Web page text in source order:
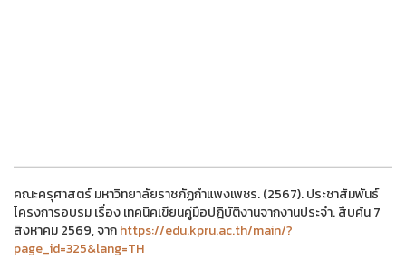
คณะครุศาสตร์ มหาวิทยาลัยราชภัฏกำแพงเพชร. (2567). ประชาสัมพันธ์
โครงการอบรม เรื่อง เทคนิคเขียนคู่มือปฎิบัติงานจากงานประจำ. สืบค้น 7
สิงหาคม 2569, จากhttps://edu.kpru.ac.th/main/?
page_id=325&lang=TH